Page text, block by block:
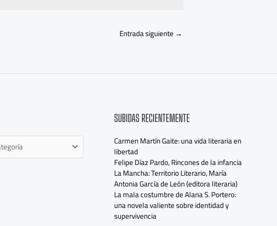
Entrada siguiente →
SUBIDAS RECIENTEMENTE
Carmen Martín Gaite: una vida literaria en
libertad
Felipe Díaz Pardo, Rincones de la infancia
La Mancha: Territorio Literario, María
Antonia García de León (editora literaria)
La mala costumbre de Alana S. Portero:
una novela valiente sobre identidad y
supervivencia